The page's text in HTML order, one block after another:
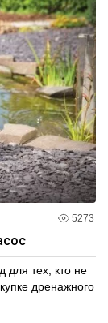
5273
для тех, кто не
дренажного